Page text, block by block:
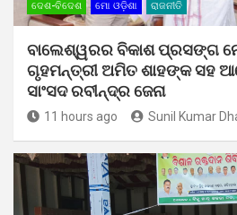
ଦେଶ-ବିଦେଶ ମୋ ଓଡ଼ିଶା ରାଜନୀତି
ବାଲେଶ୍ୱରର ବିକାଶ ପ୍ରସଙ୍ଗ
ଗୃହମନ୍ତ୍ରୀ ଅମିତ ଶାହଙ୍କ ସହ
ସାଂସଦ ରବୀନ୍ଦ୍ର ଜେନା
11 hours ago Sunil Kumar